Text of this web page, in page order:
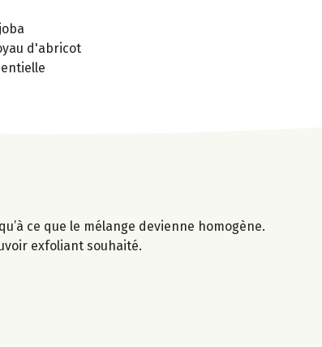
d'abricot
ce que le mélange devienne homogène.
exfoliant souhaité.